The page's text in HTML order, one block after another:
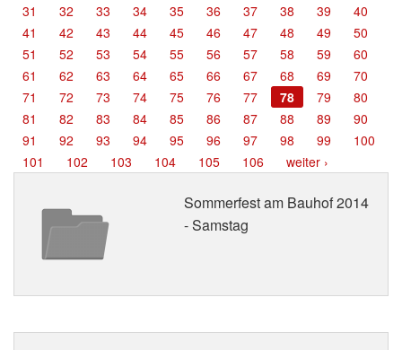
Termine
31
32 33 34 35 36 37 38 39
40
41
42 43 44 45 46 47 48 49
50
51
52 53 54 55 56 57 58 59
60
61
62 63 64 65 66 67 68 69
70
71
72 73 74 75 76 77 78 79
80
81
82 83 84 85 86 87 88 89
90
91
92 93 94 95 96 97 98 99
100
101
102 103 104 105 106 weiter ›
Sommerfest am Bauhof 2014
- Samstag